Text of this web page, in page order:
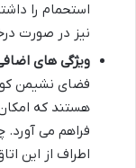
استحمام را
نیز در صورت
ویژگی های
فضای نشیمن
هستند که
فراهم می
اطراف از این